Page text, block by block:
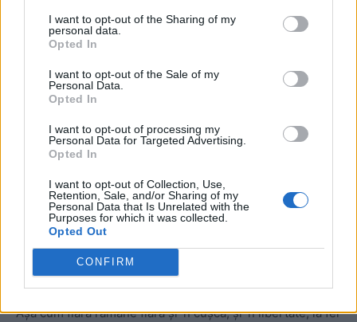
I want to opt-out of the Sharing of my
personal data.
Opted In
I want to opt-out of the Sale of my
Personal Data.
Opted In
I want to opt-out of processing my
Personal Data for Targeted Advertising.
Opted In
I want to opt-out of Collection, Use,
Retention, Sale, and/or Sharing of my
Personal Data that Is Unrelated with the
Purposes for which it was collected.
Opted Out
CONFIRM
poate la fiii şi soţii lor mobilizaţi pe front.
ad
Aşa cum fiara rămâne fiară şi-n cuşcă, şi-n libertate, la fel